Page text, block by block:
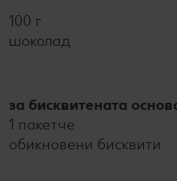
100 г
шоколад
за бисквитената
1 пакетче
обикновени бисквити